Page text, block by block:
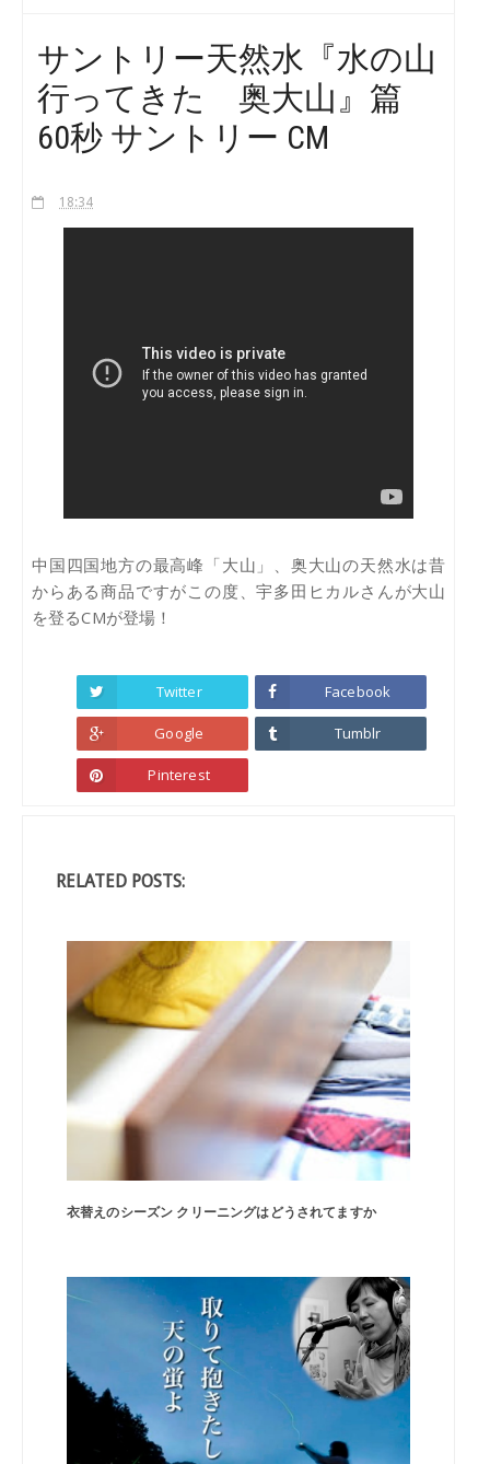
サントリー天然水『水の山
行ってきた 奥大山』篇
60秒 サントリー CM
18:34
中国四国地方の最高峰「大山」、奥大山の天然水は昔
からある商品ですがこの度、宇多田ヒカルさんが大山
を登るCMが登場！
Twitter Facebook
Google Tumblr
Pinterest
RELATED POSTS:
衣替えのシーズン クリーニングはどうされてますか